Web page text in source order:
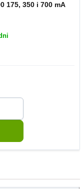
175, 350 i 700 mA